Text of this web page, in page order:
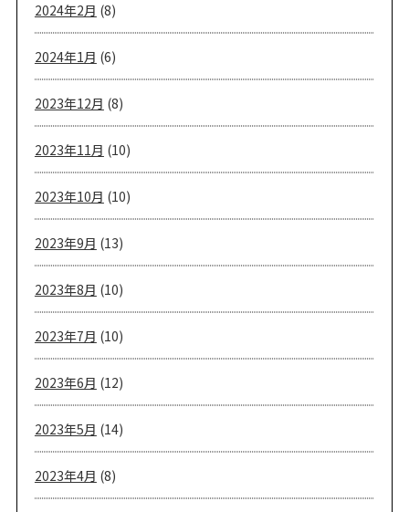
2024年2月 (8)
2024年1月 (6)
2023年12月 (8)
2023年11月 (10)
2023年10月 (10)
2023年9月 (13)
2023年8月 (10)
2023年7月 (10)
2023年6月 (12)
2023年5月 (14)
2023年4月 (8)